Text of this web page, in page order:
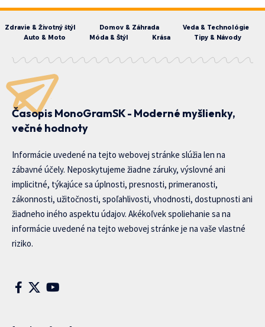
Zdravie & Životný štýl Domov & Záhrada
Veda & Technológie
Auto & Moto
Móda & Štýl Krása Tipy & Návody
Časopis MonoGramSK - Moderné myšlienky,
večné hodnoty
Informácie uvedené na tejto webovej stránke slúžia len na
zábavné účely. Neposkytujeme žiadne záruky, výslovné ani
implicitné, týkajúce sa úplnosti, presnosti, primeranosti,
zákonnosti, užitočnosti, spoľahlivosti, vhodnosti, dostupnosti ani
žiadneho iného aspektu údajov. Akékoľvek spoliehanie sa na
informácie uvedené na tejto webovej stránke je na vaše vlastné
riziko.